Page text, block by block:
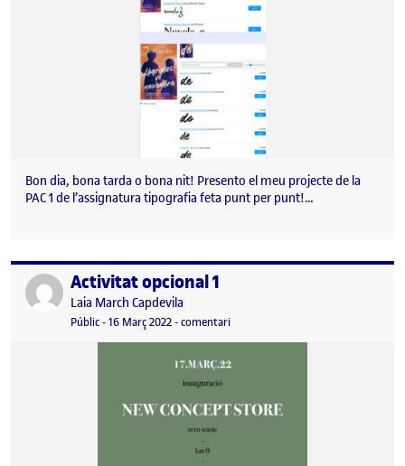
Bon dia, bona tarda o bona nit! Presento el meu projecte de la
PAC 1 de l’assignatura tipografia feta punt per punt!…
Publicat perActivitat opcional 1
Publicat per
Laia March Capdevila
Visibilitat:
Públic-Data de publicació
16 Març 202216 març, 2022 2:53 pm
-comentariel Activitat opcional 1